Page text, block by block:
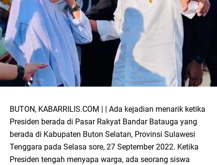
BUTON, KABARRILIS.COM | | Ada kejadian menarik ketika
Presiden berada di Pasar Rakyat Bandar Batauga yang
berada di Kabupaten Buton Selatan, Provinsi Sulawesi
Tenggara pada Selasa sore, 27 September 2022. Ketika
Presiden tengah menyapa warga, ada seorang siswa